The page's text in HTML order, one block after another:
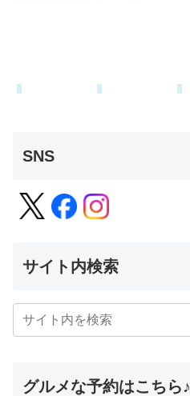
SNS
サイト内検索
グルメな予約はこちら♪